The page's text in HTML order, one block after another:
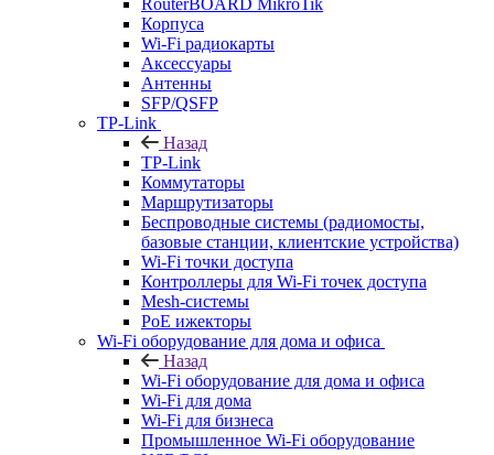
RouterBOARD MikroTik
Корпуса
Wi-Fi радиокарты
Аксессуары
Антенны
SFP/QSFP
TP-Link
Назад
TP-Link
Коммутаторы
Маршрутизаторы
Беспроводные системы (радиомосты,
базовые станции, клиентские устройства)
Wi-Fi точки доступа
Контроллеры для Wi-Fi точек доступа
Mesh-системы
PoE ижекторы
Wi-Fi оборудование для дома и офиса
Назад
Wi-Fi оборудование для дома и офиса
Wi-Fi для дома
Wi-Fi для бизнеса
Промышленное Wi-Fi оборудование